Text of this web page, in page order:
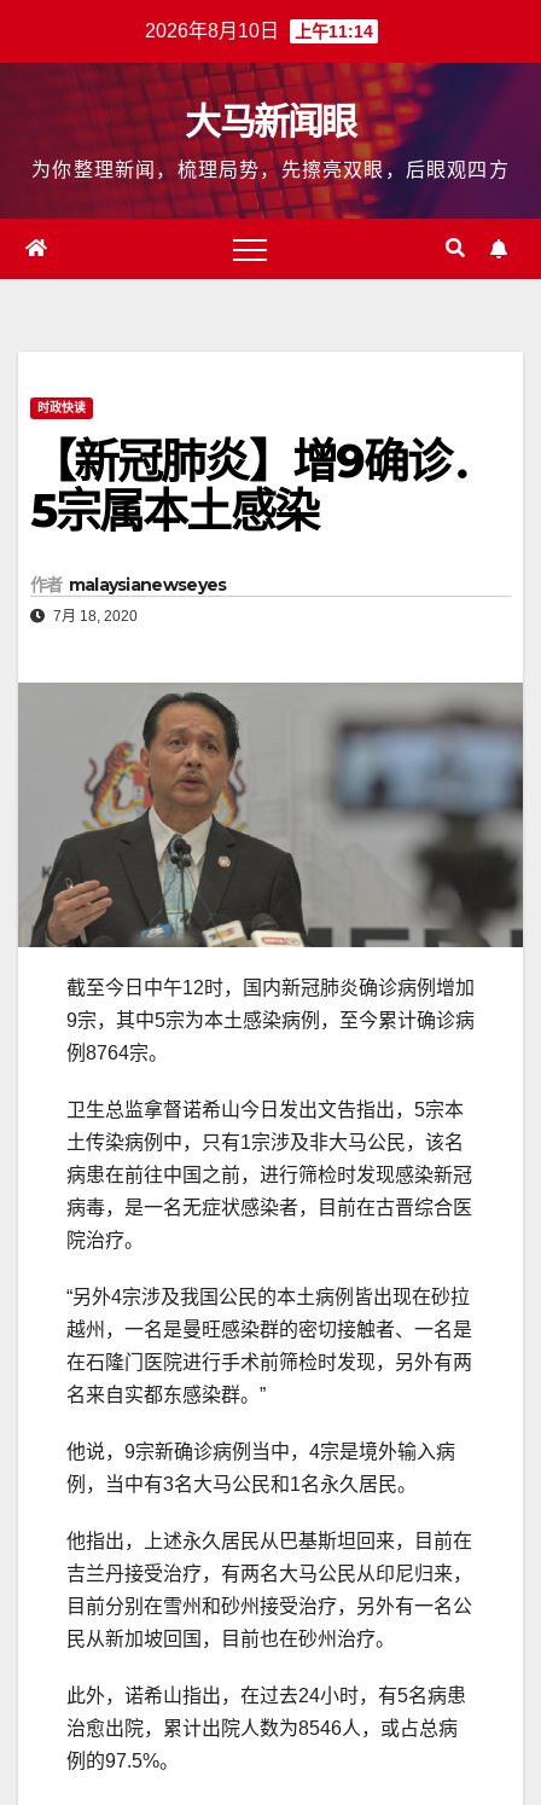
2026年8月10日 上午11:14
大马新闻眼
为你整理新闻，梳理局势，先擦亮双眼，后眼观四方
时政快读
【新冠肺炎】增9确诊．
5宗属本土感染
作者 malaysianewseyes
7月 18, 2020
截至今日中午12时，国内新冠肺炎确诊病例增加
9宗，其中5宗为本土感染病例，至今累计确诊病
例8764宗。
卫生总监拿督诺希山今日发出文告指出，5宗本
土传染病例中，只有1宗涉及非大马公民，该名
病患在前往中国之前，进行筛检时发现感染新冠
病毒，是一名无症状感染者，目前在古晋综合医
院治疗。
“另外4宗涉及我国公民的本土病例皆出现在砂拉
越州，一名是曼旺感染群的密切接触者、一名是
在石隆门医院进行手术前筛检时发现，另外有两
名来自实都东感染群。”
他说，9宗新确诊病例当中，4宗是境外输入病
例，当中有3名大马公民和1名永久居民。
他指出，上述永久居民从巴基斯坦回来，目前在
吉兰丹接受治疗，有两名大马公民从印尼归来，
目前分别在雪州和砂州接受治疗，另外有一名公
民从新加坡回国，目前也在砂州治疗。
此外，诺希山指出，在过去24小时，有5名病患
治愈出院，累计出院人数为8546人，或占总病
例的97.5%。